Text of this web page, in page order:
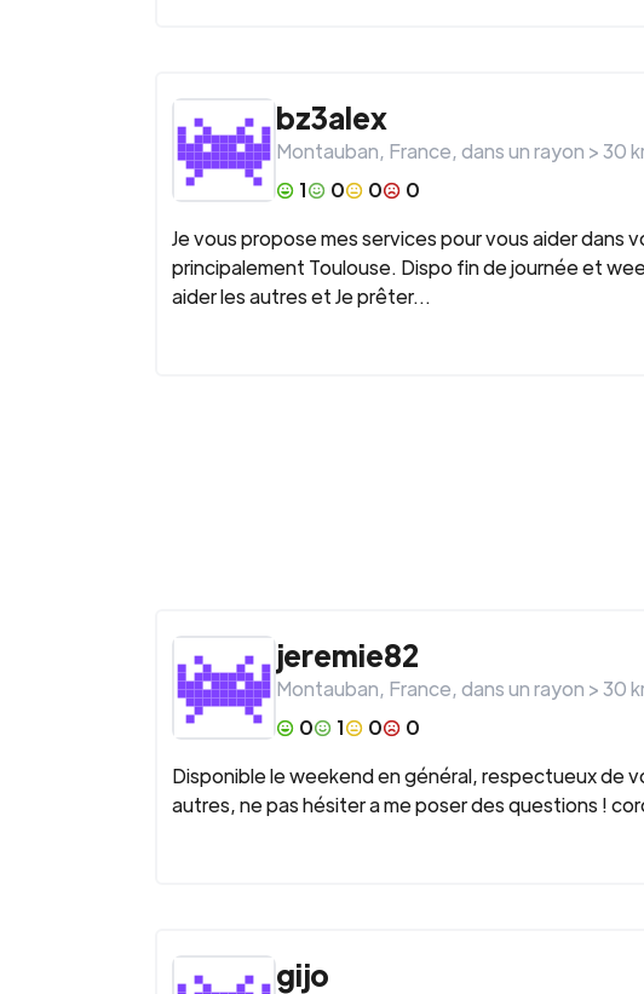
bz3alex
Montauban, France, dans un rayon >30
1
0 0
0
Je vous propose mes services pour vous aider dans
principalement Toulouse. Dispo fin de journée et
aider les autres et Je prêter...
jeremie82
Montauban, France, dans un rayon >30
0
1 0
0
Disponible le weekend en général, respectueux de
autres, ne pas hésiter a me poser des questions !
gijo